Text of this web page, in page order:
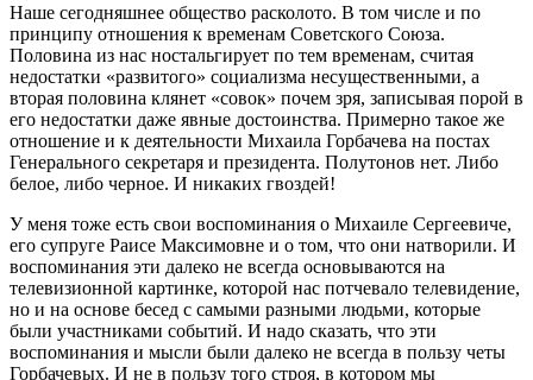
Наше сегодняшнее общество расколото. В том числе и по
принципу отношения к временам Советского Союза.
Половина из нас ностальгирует по тем временам, считая
недостатки «развитого» социализма несущественными, а
вторая половина клянет «совок» почем зря, записывая порой в
его недостатки даже явные достоинства. Примерно такое же
отношение и к деятельности Михаила Горбачева на постах
Генерального секретаря и президента. Полутонов нет. Либо
белое, либо черное. И никаких гвоздей!
У меня тоже есть свои воспоминания о Михаиле Сергеевиче,
его супруге Раисе Максимовне и о том, что они натворили. И
воспоминания эти далеко не всегда основываются на
телевизионной картинке, которой нас потчевало телевидение,
но и на основе бесед с самыми разными людьми, которые
были участниками событий. И надо сказать, что эти
воспоминания и мысли были далеко не всегда в пользу четы
Горбачевых. И не в пользу того строя, в котором мы